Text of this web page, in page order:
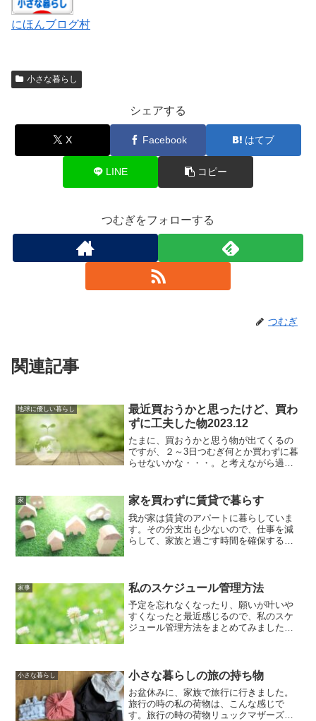
にほんブログ村
小さな暮らし
シェアする
X Facebook はてブ
LINE コピー
つむぎをフォローする
つむぎ
関連記事
地球に優しい暮らし
最近買おうかと思ったけど、買わ
ずに工夫した物2023.12
たまに、買おうかと思う物が出てくるの
ですが、２～3日つむぎ何とか買わずに暮
らせないかな・・・。と考えながら過ご
に心がけている事 - 小さな暮らし日記
(small-li...
家 家を買わずに賃貸で暮らす
我が家は賃貸のアパートに暮らしていま
す。その分支出も少ないので、仕事を減
らして、家族と過ごす時間を確保する事
の時に合わせた広さの所に...
家事 私のスケジュール管理方法
予定を忘れなくなったり、願いが叶いや
すくなったと最近感じるので、私のスケ
ジュール管理方法をまとめてみました。
な感じで１つずつ予...
小さな暮らし 小さな暮らしの旅の持ち物
お盆休みに、家族で旅行に行きました。
旅行の時の私の荷物は、こんな感じで
す。旅行の時の荷物リュックマザーズバ